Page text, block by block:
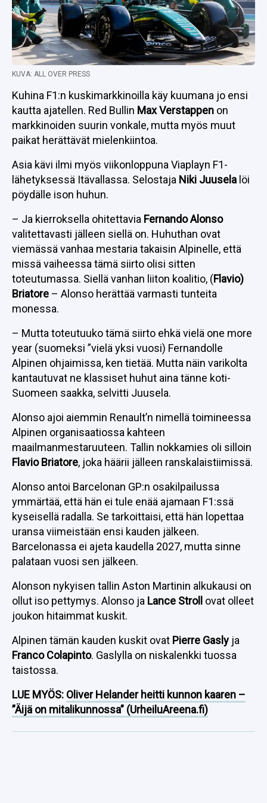
KUVA: ALL OVER PRESS
Kuhina F1:n kuskimarkkinoilla käy kuumana jo ensi
kautta ajatellen. Red Bullin Max Verstappen on
markkinoiden suurin vonkale, mutta myös muut
paikat herättävät mielenkiintoa.
Asia kävi ilmi myös viikonloppuna Viaplayn F1-
lähetyksessä Itävallassa. Selostaja Niki Juusela löi
pöydälle ison huhun.
– Ja kierroksella ohitettavia Fernando Alonso
valitettavasti jälleen siellä on. Huhuthan ovat
viemässä vanhaa mestaria takaisin Alpinelle, että
missä vaiheessa tämä siirto olisi sitten
toteutumassa. Siellä vanhan liiton koalitio, (Flavio)
Briatore – Alonso herättää varmasti tunteita
monessa.
– Mutta toteutuuko tämä siirto ehkä vielä one more
year (suomeksi ”vielä yksi vuosi) Fernandolle
Alpinen ohjaimissa, ken tietää. Mutta näin varikolta
kantautuvat ne klassiset huhut aina tänne koti-
Suomeen saakka, selvitti Juusela.
Alonso ajoi aiemmin Renault’n nimellä toimineessa
Alpinen organisaatiossa kahteen
maailmanmestaruuteen. Tallin nokkamies oli silloin
Flavio Briatore, joka häärii jälleen ranskalaistiimissä.
Alonso antoi Barcelonan GP:n osakilpailussa
ymmärtää, että hän ei tule enää ajamaan F1:ssä
kyseisellä radalla. Se tarkoittaisi, että hän lopettaa
uransa viimeistään ensi kauden jälkeen.
Barcelonassa ei ajeta kaudella 2027, mutta sinne
palataan vuosi sen jälkeen.
Alonson nykyisen tallin Aston Martinin alkukausi on
ollut iso pettymys. Alonso ja Lance Stroll ovat olleet
joukon hitaimmat kuskit.
Alpinen tämän kauden kuskit ovat Pierre Gasly ja
Franco Colapinto. Gaslylla on niskalenkki tuossa
taistossa.
LUE MYÖS: Oliver Helander heitti kunnon kaaren –
”Äijä on mitalikunnossa” (UrheiluAreena.fi)